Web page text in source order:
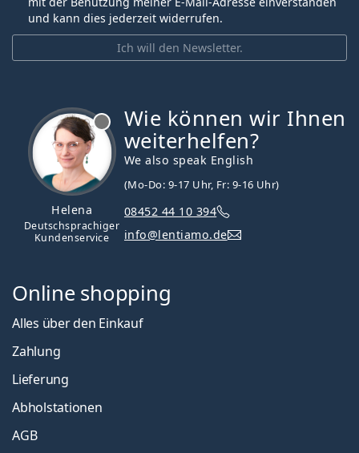
Ich will den Newsletter.
und kann dies jederzeit widerrufen.
Helena
Deutschsprachiger
Kundenservice
Wie können wir Ihnen
weiterhelfen?
We also speak English
(Mo-Do: 9-17 Uhr, Fr: 9-16 Uhr)
08452 44 10 394
info@lentiamo.de
Online shopping
Alles über den Einkauf
Zahlung
Lieferung
Abholstationen
AGB